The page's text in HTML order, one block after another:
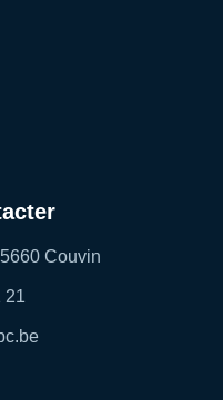
Couvin
21